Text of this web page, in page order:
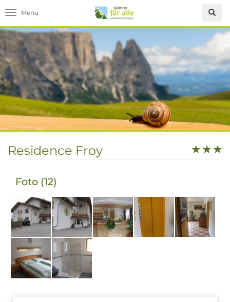
Toggle navigation
Residence Froy
Foto (12)